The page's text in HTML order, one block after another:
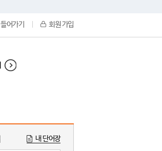
들어가기 회원 가입
내 단어장